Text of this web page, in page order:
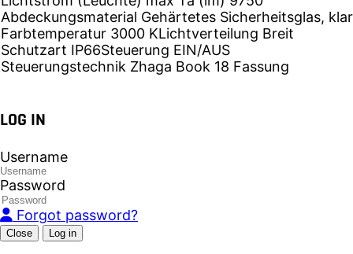
Abdeckungsmaterial Gehärtetes Sicherheitsglas, klar
Farbtemperatur 3000 KLichtverteilung Breit
Schutzart IP66Steuerung EIN/AUS
Steuerungstechnik Zhaga Book 18 Fassung
LOG IN
Username
Password
Forgot password?
Close